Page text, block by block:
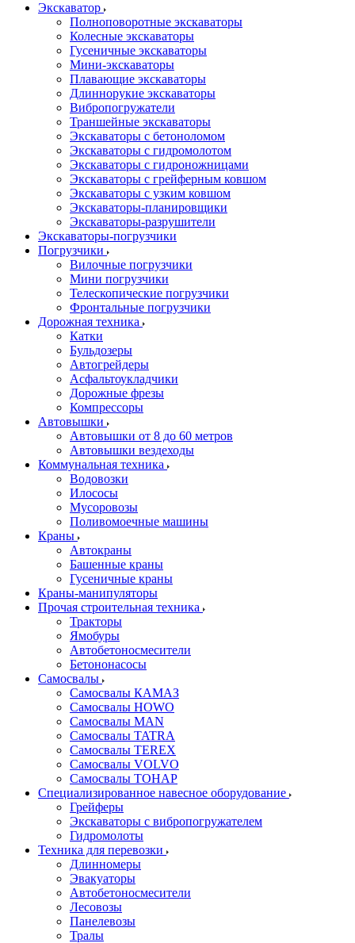
Экскаватор
Полноповоротные экскаваторы
Колесные экскаваторы
Гусеничные экскаваторы
Мини-экскаваторы
Плавающие экскаваторы
Длиннорукие экскаваторы
Вибропогружатели
Траншейные экскаваторы
Экскаваторы с бетоноломом
Экскаваторы с гидромолотом
Экскаваторы с гидроножницами
Экскаваторы с грейферным ковшом
Экскаваторы с узким ковшом
Экскаваторы-планировщики
Экскаваторы-разрушители
Экскаваторы-погрузчики
Погрузчики
Вилочные погрузчики
Мини погрузчики
Телескопические погрузчики
Фронтальные погрузчики
Дорожная техника
Катки
Бульдозеры
Автогрейдеры
Асфальтоукладчики
Дорожные фрезы
Компрессоры
Автовышки
Автовышки от 8 до 60 метров
Автовышки вездеходы
Коммунальная техника
Водовозки
Илососы
Мусоровозы
Поливомоечные машины
Краны
Автокраны
Башенные краны
Гусеничные краны
Краны-манипуляторы
Прочая строительная техника
Тракторы
Ямобуры
Автобетоносмесители
Бетононасосы
Самосвалы
Самосвалы КАМАЗ
Самосвалы HOWO
Самосвалы MAN
Самосвалы TATRA
Самосвалы TEREX
Самосвалы VOLVO
Самосвалы ТОНАР
Специализированное навесное оборудование
Грейферы
Экскаваторы с вибропогружателем
Гидромолоты
Техника для перевозки
Длинномеры
Эвакуаторы
Автобетоносмесители
Лесовозы
Панелевозы
Тралы